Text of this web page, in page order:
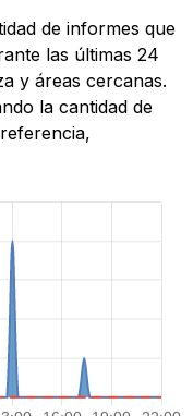
de informes que
las últimas 24
y áreas cercanas.
la cantidad de